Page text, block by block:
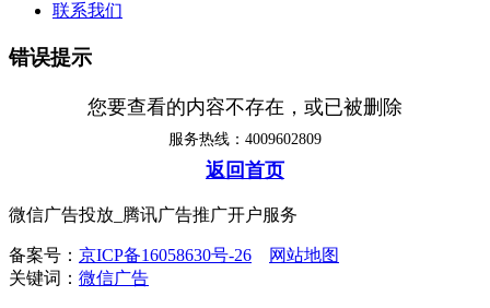
联系我们
错误提示
您要查看的内容不存在，或已被删除
服务热线：4009602809
返回首页
微信广告投放_腾讯广告推广开户服务
备案号： 京ICP备16058630号-26
网站地图
关键词： 微信广告